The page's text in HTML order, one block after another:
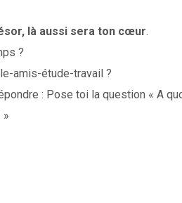
là aussi sera ton cœur.
?
amis-étude-travail ?
: Pose toi la question « A
»